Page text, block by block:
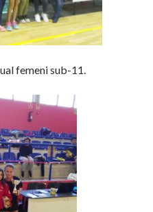
femeni sub-11.